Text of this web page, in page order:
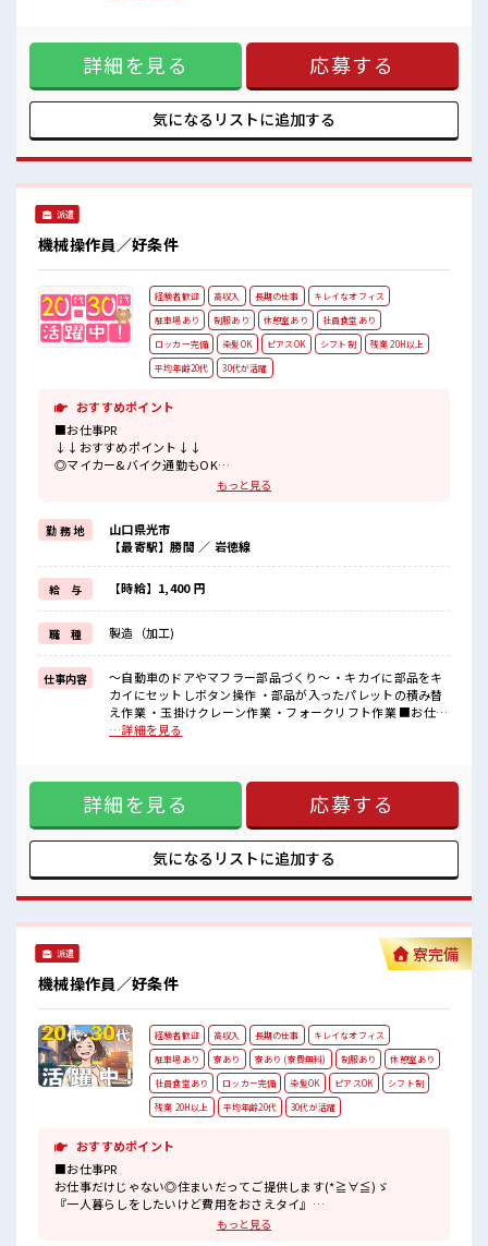
ロッカーあり！
安心してお仕事に集中♪
残業代を上乗せ≫ 残業は月20時間未満で、 ほどよく稼げます
♪ ≪モチベーションもUP≫ 派手過ぎなければ髪型や髪色自由
♪ (規定有)制服があると毎日の服選びに悩まずOK♪ ≪未経験
でも活躍できる≫ 新しいことにチャレンジするのは不安だけ
ど、 しっかり働く環境が整っています！ イチからスキルUP・
ステップUP目指していきましょう！ ≪様々なお仕事をご提案
場の雰囲気 キバツ過ぎなければ髪色・髪型は自由！ あなたの
個性を大事にできます♪ 休憩室で楽しくランチ♪ 時間があれ
詳細を見る 応募する
気になるリストに追加する
派遣
機械操作員／好条件
経験者歓迎 高収入 長期の仕事
キレイなオフィス
駐車場あり
制服あり 休憩室あり
社員食堂あり
ロッカー完備
染髪OK ピアスOK シフト制
残業 20H以上
平均年齢20代
30代が活躍
おすすめポイント
■お仕事PR
↓↓おすすめポイント↓↓
◎マイカー&バイク通勤もOK
→もちろん通勤交通費別途規定支給&無料駐車場完備！
◎お昼は1食420円ほどでお弁当の注文OK！
◎とにかく稼ぎたい方必見
→高時給×交替勤務×残業多めで『月収例31万円以上可』
◎優しい社員の方が多く、
アットホームで働きやすいと大好評な職場！
◎設備ジュージツ
→社員食堂・ロッカー・休憩室完備のキレイな職場！
◎制服貸与なので事前準備は不要！
■職場の雰囲気
ロッカー・休憩室完備！
荷物が多い方も安心ですね♪
食堂&近くにコンビニがあるのでお昼ご飯に困らない◎
もっと見る
勤 務 地
山口県光市
【最寄駅】勝間 ／ 岩徳線
給 与 【時給】1,400 円
職 種 製造（加工)
仕事内容
～自動車のドアやマフラー部品づくり～ ・キカイに部品をキ
カイにセットしボタン操作 ・部品が入ったパレットの積み替
え作業 ・玉掛けクレーン作業 ・フォークリフト作業 ■お仕事
PR ↓↓おすすめポイント↓↓ ◎マイカー&バイク通勤もOK
方必見 →高時給×交替勤務×残業多めで『月収例31万円以上
可』 ◎優しい社員の方が多く、 アットホームで働きやすいと
大好評な職場！ ◎設備ジュージツ →社員食堂・ロッカー・休
憩室完備のキレイな職場！ ◎制服貸与なので事前準備は不
なければ髪のカラーリングOK！ ロッカー・休憩室完備！ 荷
お昼ご飯に困らない◎
…詳細を見る
詳細を見る 応募する
気になるリストに追加する
派遣
機械操作員／好条件
寮完備
経験者歓迎 高収入 長期の仕事
キレイなオフィス
駐車場あり
寮あり 寮あり (寮費無料) 制服あり
休憩室あり
社員食堂あり
ロッカー完備 染髪OK ピアスOK
シフト制
残業 20H以上
平均年齢20代 30代が活躍
おすすめポイント
■お仕事PR
お仕事だけじゃない◎住まいだってご提供します(*≧∀≦)ゞ
『一人暮らしをしたいけど費用をおさえタイ』
もっと見る